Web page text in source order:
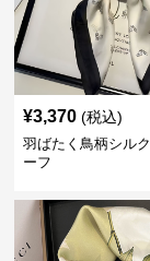
¥3,370 (税込)
羽ばたく鳥柄シル
ーフ